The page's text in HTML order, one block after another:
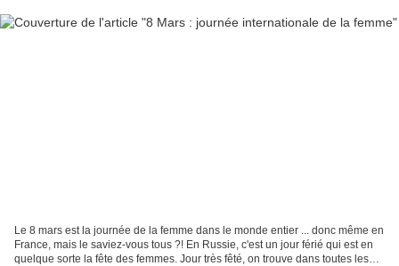
Le 8 mars est la journée de la femme dans le monde entier ... donc même en
France, mais le saviez-vous tous ?! En Russie, c'est un jour férié qui est en
quelque sorte la fête des femmes. Jour très fêté, on trouve dans toutes les